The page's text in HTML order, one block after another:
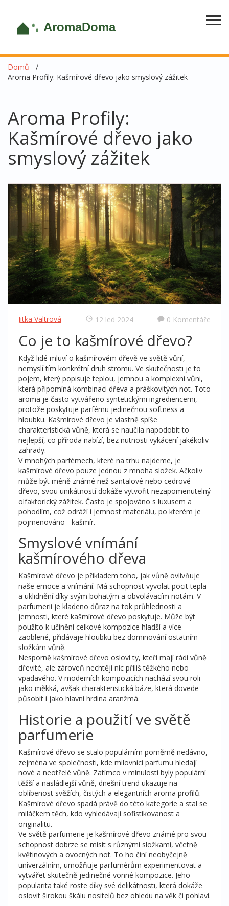
Domů
Aroma Profily: Kašmírové dřevo jako smyslový zážitek
Aroma Profily:
Kašmírové dřevo jako
smyslový zážitek
Jitka Valtrová 12 led 2024 0 Komentáře
Co je to kašmírové dřevo?
Když lidé mluví o kašmírovém dřevě ve světě vůní,
nemyslí tím konkrétní druh stromu. Ve skutečnosti je to
pojem, který popisuje teplou, jemnou a komplexní vůni,
která připomíná kombinaci dřeva a práškovitých not. Toto
aroma je často vytvářeno syntetickými ingrediencemi,
protože poskytuje parfému jedinečnou softness a
hloubku. Kašmírové dřevo je vlastně spíše
charakteristická vůně, která se naučila napodobit to
nejlepší, co příroda nabízí, bez nutnosti vykácení jakékoliv
zahrady.
V mnohých parfémech, které na trhu najdeme, je
kašmírové dřevo pouze jednou z mnoha složek. Ačkoliv
může být méně známé než santalové nebo cedrové
dřevo, svou unikátností dokáže vytvořit nezapomenutelný
olfaktorický zážitek. Často je spojováno s luxusem a
pohodlím, což odráží i jemnost materiálu, po kterém je
pojmenováno - kašmír.
Smyslové vnímání
kašmírového dřeva
Kašmírové dřevo je příkladem toho, jak vůně ovlivňuje
naše emoce a vnímání. Má schopnost vyvolat pocit tepla
a uklidnění díky svým bohatým a obvolávacím notám. V
parfumerii je kladeno důraz na tok průhlednosti a
jemnosti, které kašmírové dřevo poskytuje. Může být
použito k učinění celkové kompozice hladší a více
zaoblené, přidávaje hloubku bez dominování ostatním
složkám vůně.
Nesporně kašmírové dřevo osloví ty, kteří mají rádi vůně
dřevité, ale zároveň nechtějí nic příliš těžkého nebo
vpadavého. V moderních kompozicích nachází svou roli
jako měkká, avšak charakteristická báze, která dovede
působit i jako hlavní hrdina aranžmá.
Historie a použití ve světě
parfumerie
Kašmírové dřevo se stalo populárním poměrně nedávno,
zejména ve společnosti, kde milovníci parfumu hledají
nové a neotřelé vůně. Zatímco v minulosti byly populární
těžší a nasládlejší vůně, dnešní trend ukazuje na
oblíbenost svěžích, čistých a elegantních aroma profilů.
Kašmírové dřevo spadá právě do této kategorie a stal se
miláčkem těch, kdo vyhledávají sofistikovanost a
originalitu.
Ve světě parfumerie je kašmírové dřevo známé pro svou
schopnost dobrze se mísit s různými složkami, včetně
květinových a ovocných not. To ho činí neobyčejně
univerzálním, umožňuje parfumérům experimentovat a
vytvářet skutečně jedinečné vonné kompozice. Jeho
popularita také roste díky své delikátnosti, která dokáže
oslovit širokou škálu nositelů bez ohledu na věk či pohlaví.